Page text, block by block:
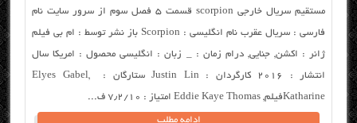
مستقیم سریال خارجی scorpion قسمت ۵ فصل سوم از سرور سایت نام
فارسی : سریال عقرب نام انگلیسی : Scorpion باز نشر توسط : ام بی فیلم
ژانر : اکشن, جنایی, درام زمان : _ زبان : انگلیسی محصول : امریکا سال
انتشار : ۲۰۱۶ کارگردان : Justin Lin ستارگان : Elyes Gabel,
Katharineفیلم, Eddie Kaye Thomas امتیاز : ۷٫۲/۱۰ ف...
ادامه مطلب